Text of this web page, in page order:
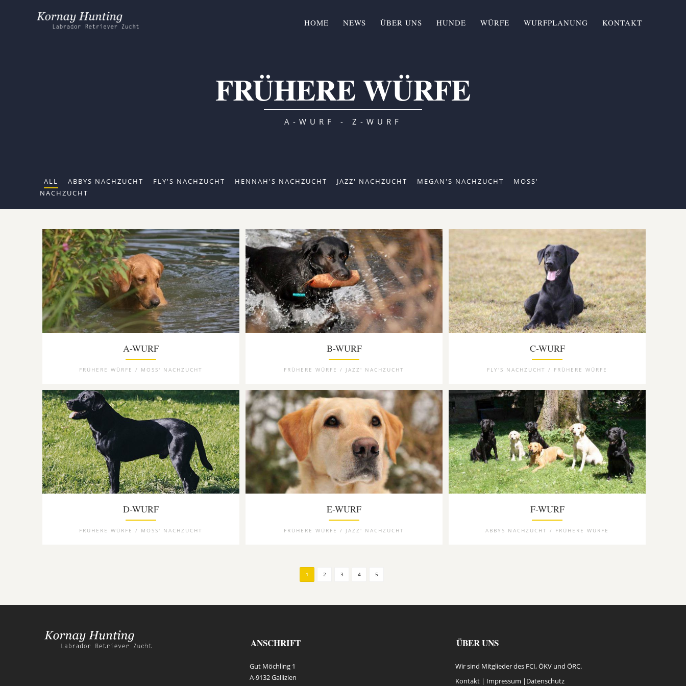
HOME NEWS ÜBER UNS HUNDE WÜRFE WURFPLANUNG KONTAKT
FRÜHERE WÜRFE
A-WURF - Z-WURF
ALL ABBYS NACHZUCHT FLY'S NACHZUCHT HENNAH'S NACHZUCHT JAZZ' NACHZUCHT MEGAN'S NACHZUCHT
MOSS'
NACHZUCHT
A-WURF
FRÜHERE WÜRFE / MOSS' NACHZUCHT
B-WURF
FRÜHERE WÜRFE / JAZZ' NACHZUCHT
C-WURF
FLY'S NACHZUCHT / FRÜHERE WÜRFE
D-WURF
FRÜHERE WÜRFE / MOSS' NACHZUCHT
E-WURF
FRÜHERE WÜRFE / JAZZ' NACHZUCHT
F-WURF
ABBYS NACHZUCHT / FRÜHERE WÜRFE
1 2 3 4 5
ANSCHRIFT
Gut Möchling 1
A-9132 Gallizien
ÜBER UNS
Wir sind Mitglieder des FCI, ÖKV und ÖRC.
Kontakt | Impressum | Datenschutz